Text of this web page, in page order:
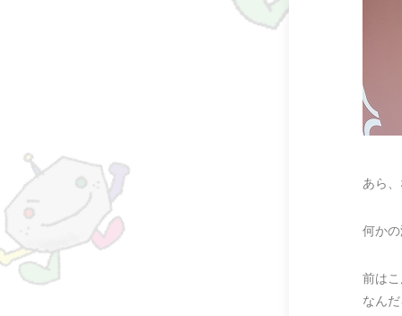
あら
何か
前は
なん